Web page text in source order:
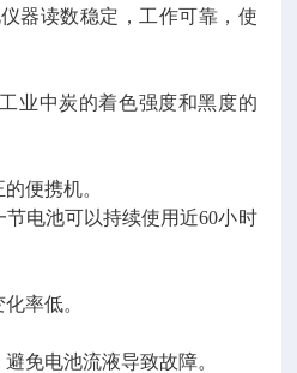
器读数稳定，工作可靠，使
业中炭的着色强度和黑度的
便携机。
电池可以持续使用近60小时
率低。
免电池流液导致故障。